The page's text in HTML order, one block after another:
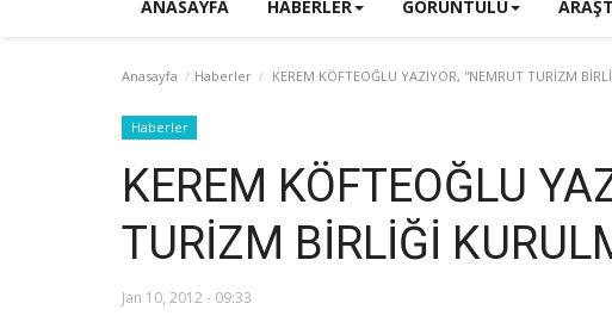
ANASAYFA HABERLER GÖRÜNTÜLÜ
Anasayfa Haberler KEREM KÖFTEOĞLU YAZIYOR, ''NEMRUT TURİZM
Haberler
KEREM KÖFTEOĞLU
TURİZM BİRLİĞİ
Jan 10, 2012 - 09:33